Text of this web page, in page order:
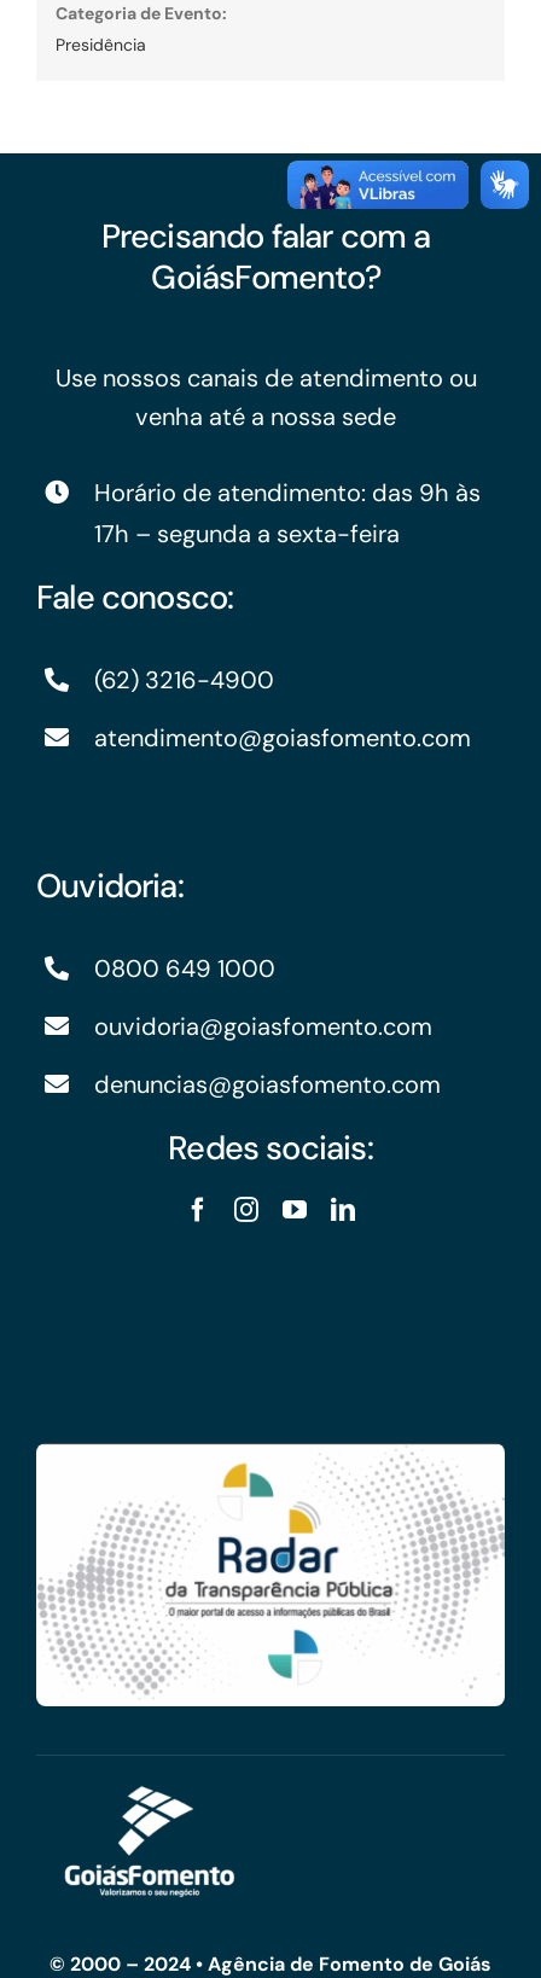
Categoria de Evento:
Presidência
Precisando falar com a
GoiásFomento?
Use nossos canais de atendimento ou
venha até a nossa sede
Horário de atendimento: das 9h às
17h – segunda a sexta-feira
Fale conosco:
(62) 3216-4900
atendimento@goiasfomento.com
Ouvidoria:
0800 649 1000
ouvidoria@goiasfomento.com
denuncias@goiasfomento.com
Redes sociais:
© 2000 – 2024 • Agência de Fomento de Goiás